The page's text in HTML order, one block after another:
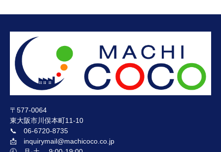
〒577-0064
東大阪市川俣本町11-10
📞 06-6720-8735
📩 inquirymail@machicoco.co.jp